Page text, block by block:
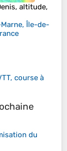
, altitude,
Île-de-
course à
du